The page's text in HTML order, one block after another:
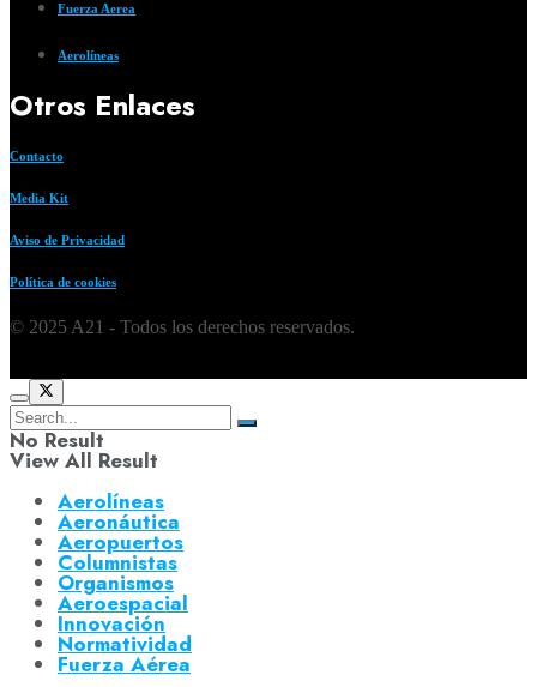
Fuerza Aerea
Aerolíneas
Otros Enlaces
Contacto
Media Kit
Aviso de Privacidad
Política de cookies
© 2025 A21 - Todos los derechos reservados.
No Result
View All Result
Aerolíneas
Aeronáutica
Aeropuertos
Columnistas
Organismos
Aeroespacial
Innovación
Normatividad
Fuerza Aérea